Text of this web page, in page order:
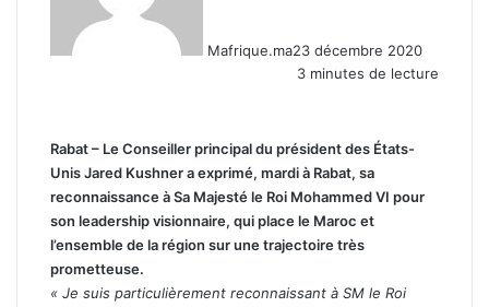
Mafrique.ma23 décembre 2020
3 minutes de lecture
Rabat – Le Conseiller principal du président des États-
Unis Jared Kushner a exprimé, mardi à Rabat, sa
reconnaissance à Sa Majesté le Roi Mohammed VI pour
son leadership visionnaire, qui place le Maroc et
l’ensemble de la région sur une trajectoire très
prometteuse.
« Je suis particulièrement reconnaissant à SM le Roi